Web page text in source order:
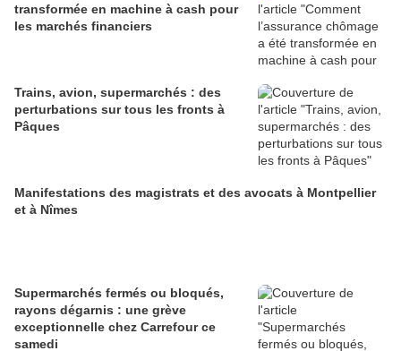
transformée en machine à cash pour
les marchés financiers
Trains, avion, supermarchés : des
perturbations sur tous les fronts à
Pâques
Manifestations des magistrats et des avocats à Montpellier
et à Nîmes
Supermarchés fermés ou bloqués,
rayons dégarnis : une grève
exceptionnelle chez Carrefour ce
samedi